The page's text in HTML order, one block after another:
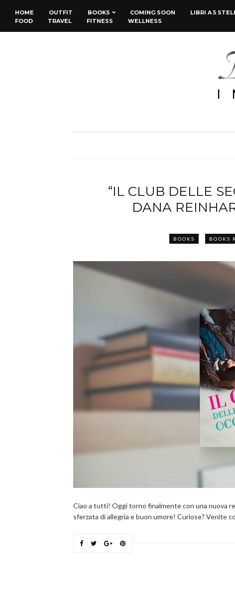
HOME OUTFIT BOOKS COMING SOON LIBRI A 5
FOOD
TRAVEL FITNESS WELLNESS
“IL CLUB DELLE
DANA
BOOKS BOOKS
Ciao a tutti! Oggi torno finalmente con una nuova
sferzata di allegria e buon umore! Curiose? Venite